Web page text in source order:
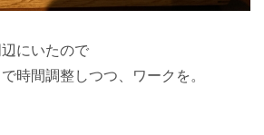
にいたので
時間調整しつつ、ワークを。